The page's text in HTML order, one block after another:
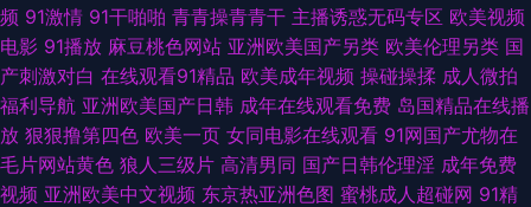
频 91激情 91干啪啪 青青操青青干 主播诱惑无码专区 欧美视频
电影 91播放 麻豆桃色网站 亚洲欧美国产另类 欧美伦理另类 国
产刺激对白 在线观看91精品 欧美成年视频 操碰操揉 成人微拍
福利导航 亚洲欧美国产日韩 成年在线观看免费 岛国精品在线播
放 狠狠撸第四色 欧美一页 女同电影在线观看 91网国产尤物在
毛片网站黄色 狼人三级片 高清男同 国产日韩伦理淫 成年免费
视频 亚洲欧美中文视频 东京热亚洲色图 蜜桃成人超碰网 91精